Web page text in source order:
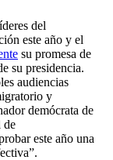
del
este año y el
su promesa de
su presidencia.
audiencias
y
demócrata de
de
este año una